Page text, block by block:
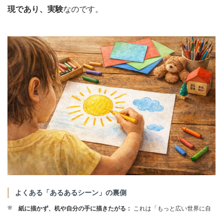
現であり、実験なのです。
よくある「あるあるシーン」の裏側
紙に描かず、机や自分の手に描きたがる： これは「もっと広い世界に自